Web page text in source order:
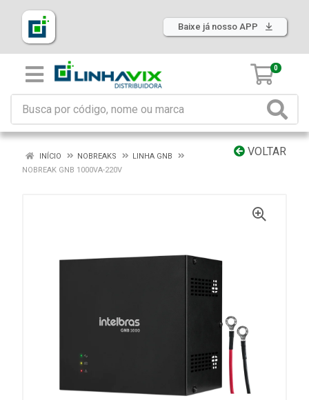
Baixe já nosso APP
0
VOLTAR
INÍCIO NOBREAKS
LINHA GNB
NOBREAK GNB 1000VA-220V